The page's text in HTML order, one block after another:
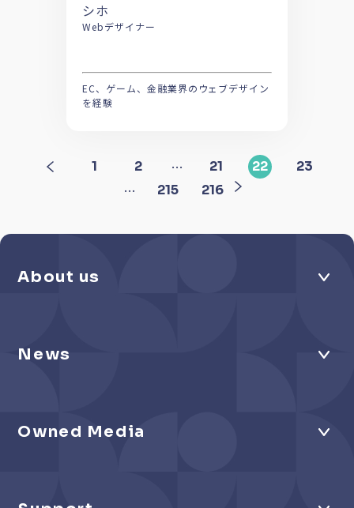
シホ
Webデザイナー
EC、ゲーム、金融業界のウェブデザイン
を経験
1 2 … 21 22 23
… 215 216
About us
News
Owned Media